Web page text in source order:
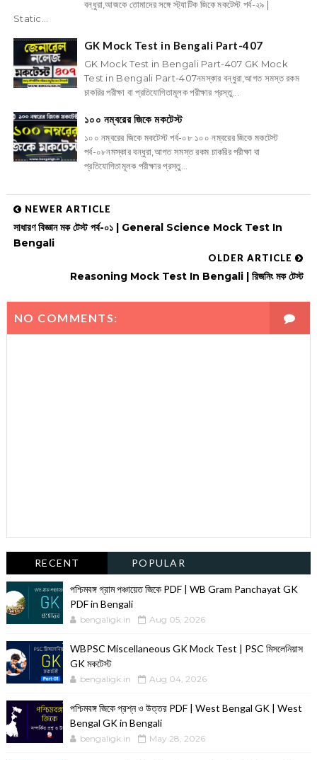
বন্ধুরা,আজকে তোমাদের সঙ্গে স্ট্যাটিক জিকে মকটেস্ট পর্ব-২৯ |
Static...
GK Mock Test in Bengali Part-407
GK Mock Test in Bengali Part-407 GK Mock
Test in Bengali Part-407নমস্কার বন্ধুরা,আগত সমস্ত রকম
চাকরির পরীক্ষা বা প্রতিযোগিতামূলক পরীক্ষার প্রস্তু...
১০০ নম্বরের জিকে মকটেস্ট
১০০ নম্বরের জিকে মকটেস্ট পর্ব-০৮ ১০০ নম্বরের জিকে মকটেস্ট
পর্ব-০৮নমস্কার বন্ধুরা,আগত সমস্ত রকম চাকরির পরীক্ষা বা
প্রতিযোগিতামূলক পরীক্ষার প্রস্তু...
NEWER ARTICLE
সাধারণ বিজ্ঞান মক টেস্ট পর্ব-০১ | General Science Mock Test In
Bengali
OLDER ARTICLE
Reasoning Mock Test In Bengali | রিজনিং মক টেস্ট
NO COMMENTS:
RECENT POPULAR
পশ্চিমবঙ্গ গ্রাম পঞ্চায়েত জিকে PDF | WB Gram Panchayat GK
PDF in Bengali
bengaligk.in Aug 05, 2026
WBPSC Miscellaneous GK Mock Test | PSC মিসলেনিয়াস
GK মকটেস্ট
bengaligk.in Aug 04, 2026
পশ্চিমবঙ্গ জিকে প্রশ্ন ও উত্তর PDF | West Bengal GK | West
Bengal GK in Bengali
bengaligk.in May 28, 2026